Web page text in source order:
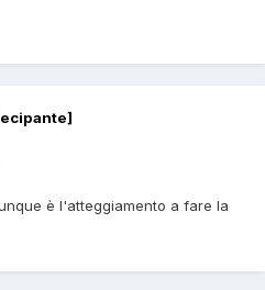
è l'atteggiamento a fare la